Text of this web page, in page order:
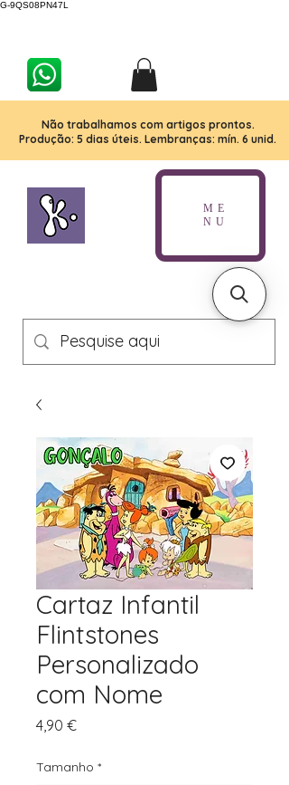
G-9QS08PN47L
Não trabalhamos com artigos prontos.
Produção: 5 dias úteis. Lembranças: mín. 6 unid.
ME
NU
Cartaz Infantil
Flintstones
Personalizado
com Nome
4,90 €Preço
Tamanho *